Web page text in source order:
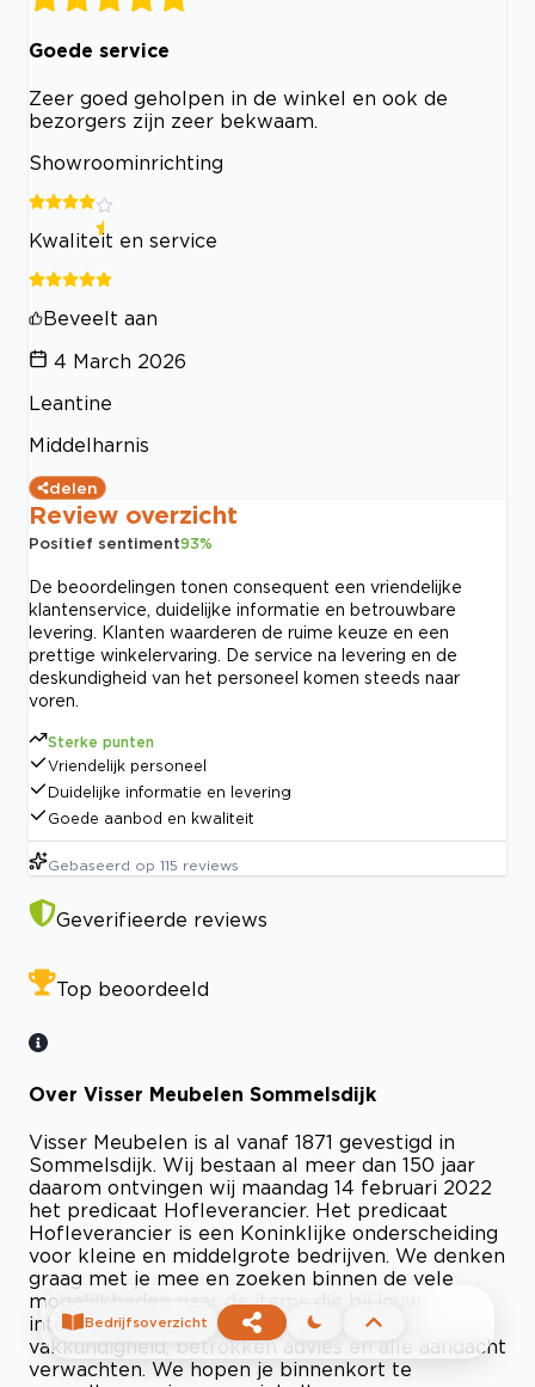
Goede service
Zeer goed geholpen in de winkel en ook de
bezorgers zijn zeer bekwaam.
Showroominrichting
Kwaliteit en service
Beveelt aan
4 March 2026
Leantine
Middelharnis
delen
Review overzicht
Positief sentiment93%
De beoordelingen tonen consequent een vriendelijke
klantenservice, duidelijke informatie en betrouwbare
levering. Klanten waarderen de ruime keuze en een
prettige winkelervaring. De service na levering en de
deskundigheid van het personeel komen steeds naar
voren.
Sterke punten
Vriendelijk personeel
Duidelijke informatie en levering
Goede aanbod en kwaliteit
Gebaseerd op 115 reviews
Geverifieerde reviews
Top beoordeeld
Over Visser Meubelen Sommelsdijk
Visser Meubelen is al vanaf 1871 gevestigd in
Sommelsdijk. Wij bestaan al meer dan 150 jaar
daarom ontvingen wij maandag 14 februari 2022
het predicaat Hofleverancier. Het predicaat
Hofleverancier is een Koninklijke onderscheiding
voor kleine en middelgrote bedrijven. We denken
graag met je mee en zoeken binnen de vele
mogelijkheden naar de items die bij jouw
interieurwensen passen. Je mag van ons
vakkundigheid, betrokken advies en alle aandacht
verwachten. We hopen je binnenkort te
Bedrijfsoverzicht